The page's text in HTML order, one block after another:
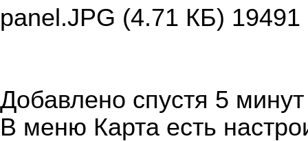
panel.JPG (4.71 КБ) 19491
Добавлено спустя 5
В меню Карта есть